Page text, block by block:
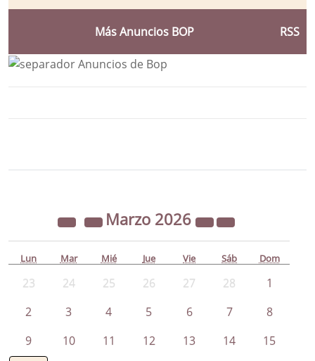
Más Anuncios BOP RSS
Marzo 2026
Lun Mar Mié Jue Vie Sáb Dom
23 24 25 26 27 28
1
2
3 4 5 6 7
8
9
10 11 12 13 14 15